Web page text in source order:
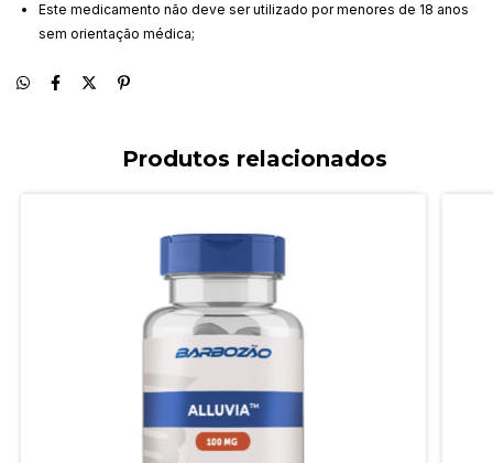
Este medicamento não deve ser utilizado por menores de 18 anos
sem orientação médica;
Produtos relacionados